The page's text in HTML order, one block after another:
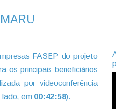
FASEP do projeto
os principais beneficiários
por videoconferência
lado, em 00:42:58).